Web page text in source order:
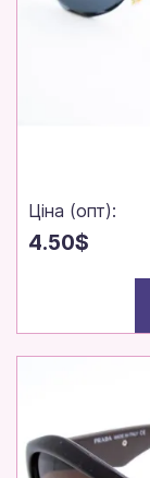
Ціна (опт):
4.50$